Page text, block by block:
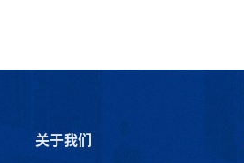
关于我们